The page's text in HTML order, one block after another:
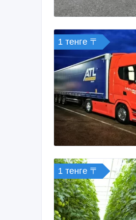
1 тенге 〒
1 тенге 〒